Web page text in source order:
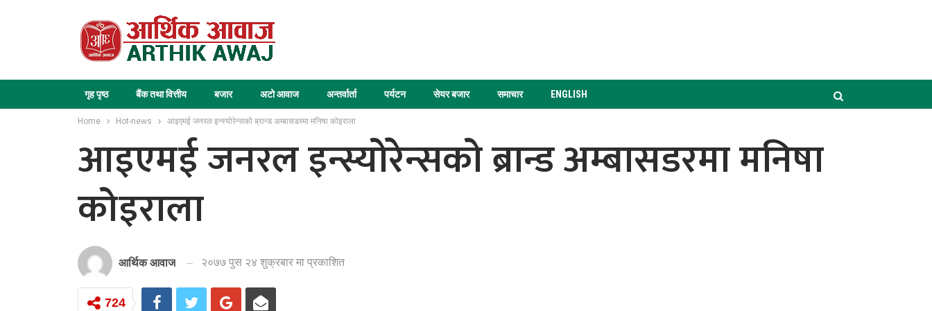
गृह पृष्ठ बैंक तथा वित्तीय बजार अटो आवाज अन्तर्वार्ता पर्यटन सेयर बजार समाचार ENGLISH
Home Hot-news आइएमई जनरल इन्स्योरेन्सको ब्रान्ड अम्बासडरमा मनिषा कोइराला
आइएमई जनरल इन्स्योरेन्सको ब्रान्ड अम्बासडरमा मनिषा
कोइराला
आर्थिक आवाज २०७७ पुस २४ शुक्रबार मा प्रकाशित
724